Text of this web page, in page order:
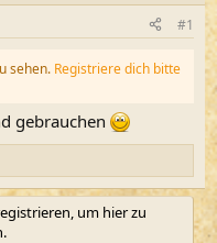
#1
sehen. Registriere dich bitte
gebrauchen
um hier zu